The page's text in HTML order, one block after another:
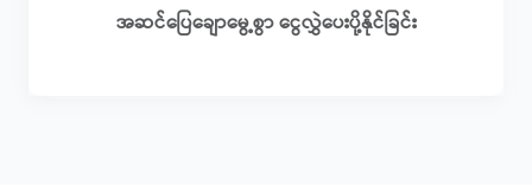
အဆင်ပြေချောမွေ့‌စွာ ငွေလွှဲပေးပို့နိုင်ခြင်း